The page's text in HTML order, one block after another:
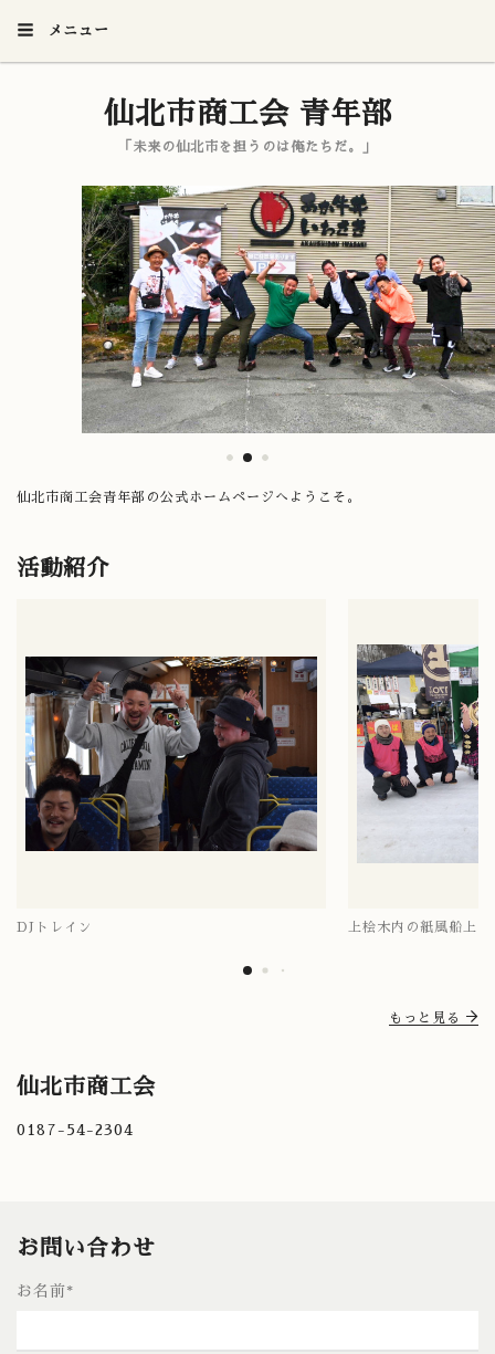
メニュー
仙北市商工会 青年部
「未来の仙北市を担うのは俺たちだ。」
仙北市商工会青年部の公式ホームページへようこそ。
活動紹介
DJトレイン 上桧木内の紙風船上
もっと見る
仙北市商工会
0187-54-2304
お問い合わせ
お名前*